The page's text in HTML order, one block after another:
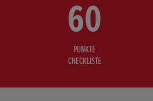
60
PUNKTE
CHECKLISTE